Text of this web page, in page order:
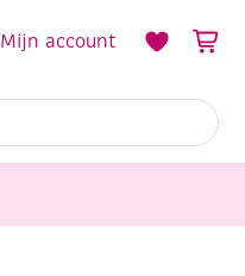
Mijn account